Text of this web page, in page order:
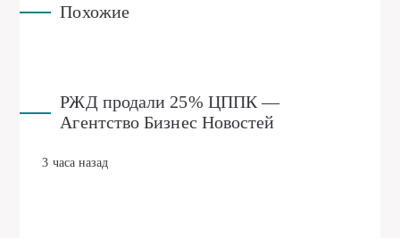
Похожие
РЖД продали 25% ЦППК —
Агентство Бизнес Новостей
3 часа назад